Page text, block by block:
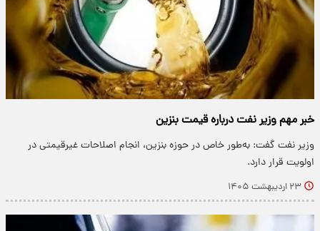
خبر مهم وزیر نفت درباره قیمت بنزین
وزیر نفت گفت: به‌طور خاص در حوزه بنزین، انجام اصلاحات غیرقیمتی در
اولویت قرار دارد.
۲۳ اردیبهشت ۱۴۰۵